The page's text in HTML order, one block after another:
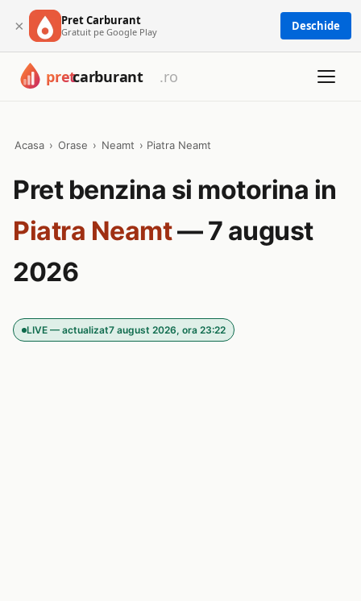
× Pret Carburant
Gratuit pe Google Play Deschide
Acasa › Orase › Neamt › Piatra Neamt
Pret benzina si motorina in
Piatra Neamt— 7 august
2026
LIVE — actualizat7 august 2026, ora 23:22